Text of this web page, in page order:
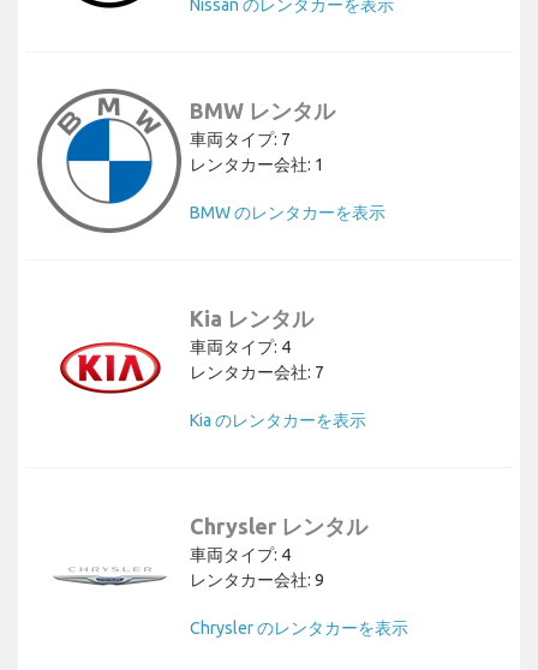
Nissan のレンタカーを表示
BMW レンタル
車両タイプ: 7
レンタカー会社: 1
BMW のレンタカーを表示
Kia レンタル
車両タイプ: 4
レンタカー会社: 7
Kia のレンタカーを表示
Chrysler レンタル
車両タイプ: 4
レンタカー会社: 9
Chrysler のレンタカーを表示